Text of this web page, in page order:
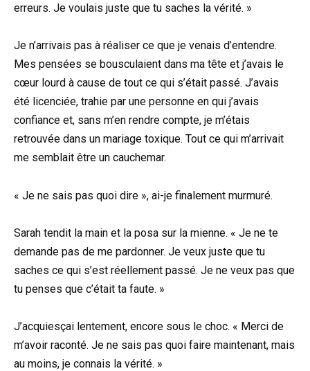
erreurs. Je voulais juste que tu saches la vérité. »
Je n’arrivais pas à réaliser ce que je venais d’entendre.
Mes pensées se bousculaient dans ma tête et j’avais le
cœur lourd à cause de tout ce qui s’était passé. J’avais
été licenciée, trahie par une personne en qui j’avais
confiance et, sans m’en rendre compte, je m’étais
retrouvée dans un mariage toxique. Tout ce qui m’arrivait
me semblait être un cauchemar.
« Je ne sais pas quoi dire », ai-je finalement murmuré.
Sarah tendit la main et la posa sur la mienne. « Je ne te
demande pas de me pardonner. Je veux juste que tu
saches ce qui s’est réellement passé. Je ne veux pas que
tu penses que c’était ta faute. »
J’acquiesçai lentement, encore sous le choc. « Merci de
m’avoir raconté. Je ne sais pas quoi faire maintenant, mais
au moins, je connais la vérité. »